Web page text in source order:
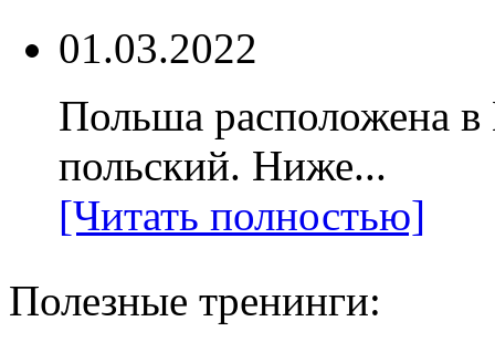
01.03.2022
Польша расположена
польский. Ниже...
[Читать полностью]
Полезные тренинги: